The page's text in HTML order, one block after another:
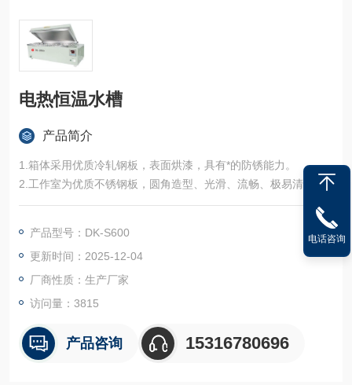
电热恒温水槽
产品简介
1.箱体采用优质冷轧钢板，表面烘漆，具有*的防锈能力。
2.工作室为优质不锈钢板，圆角造型、光滑、流畅、极易清洁。
3.采用因钢和黄铜管为感热元件，装置于箱内室之隔板下，直接
产品型号：DK-S600
更新时间：2025-12-04
厂商性质：生产厂家
访问量：3815
产品咨询 15316780696
电话咨询